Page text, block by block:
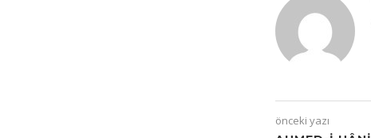
önceki yazı